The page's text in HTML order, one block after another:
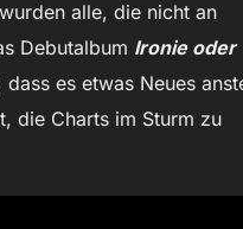
alle, die nicht an
Debutalbum Ironie oder
es etwas Neues
die Charts im Sturm zu